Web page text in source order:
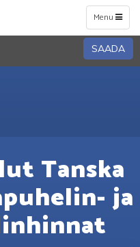
Toggle
navigation
Menu
SAADA
Tanska
ja